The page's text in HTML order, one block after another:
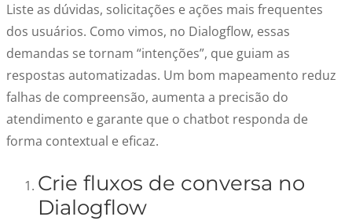
Liste as dúvidas, solicitações e ações mais frequentes
dos usuários. Como vimos, no Dialogflow, essas
demandas se tornam “intenções”, que guiam as
respostas automatizadas. Um bom mapeamento reduz
falhas de compreensão, aumenta a precisão do
atendimento e garante que o chatbot responda de
forma contextual e eficaz.
Crie fluxos de conversa no
Dialogflow